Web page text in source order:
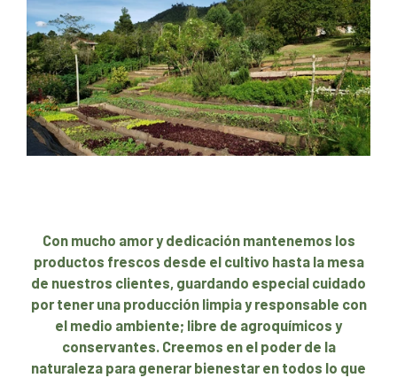
Con mucho amor y dedicación mantenemos los
productos frescos desde el cultivo hasta la mesa
de nuestros clientes, guardando especial cuidado
por tener una producción limpia y responsable con
el medio ambiente; libre de agroquímicos y
conservantes. Creemos en el poder de la
naturaleza para generar bienestar en todos lo que